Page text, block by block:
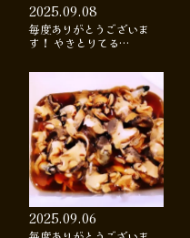
2025.09.08
毎度ありがとうございま
す！ やきとりてる…
2025.09.06